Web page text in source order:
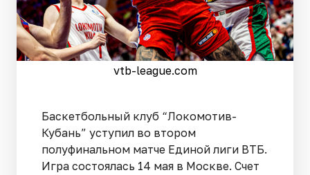
vtb-league.com
Баскетбольный клуб “Локомотив-
Кубань” уступил во втором
полуфинальном матче Единой лиги ВТБ.
Игра состоялась 14 мая в Москве. Счет